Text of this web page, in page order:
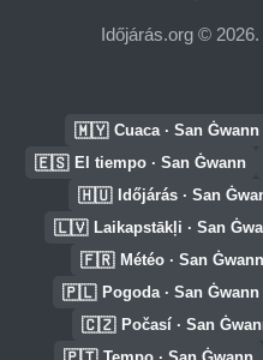
Időjárás.org ©
🇲🇾 Cuaca · San Ġwann
🇪🇸 El tiempo · San Ġwann
🇭🇺 Időjárás · San
🇱🇻 Laikapstākļi · San
🇫🇷 Météo · San Ġwann
🇵🇱 Pogoda · San Ġwann
🇨🇿 Počasí · San